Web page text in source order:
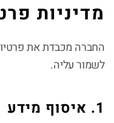
מדיניות
החברה מכבדת את
לשמור עליה.
1. איסוף מידע